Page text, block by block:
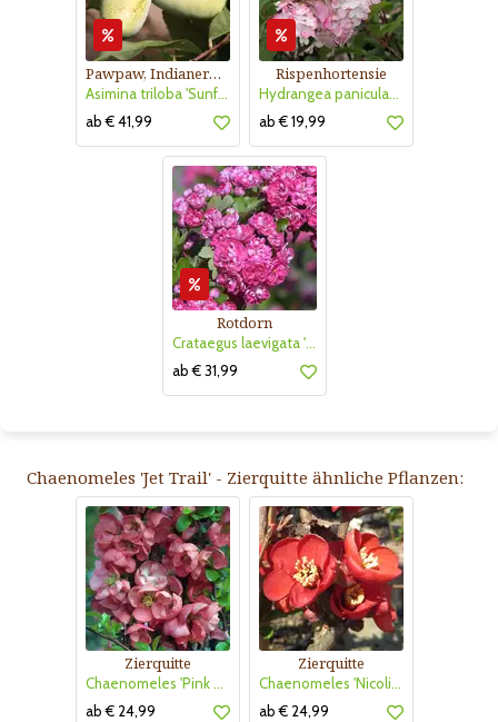
Pawpaw, Indianerbanane
Asimina triloba 'Sunflower'
ab € 41,99
Rispenhortensie
Hydrangea paniculata 'Vanille Fraise'
ab € 19,99
Rotdorn
Crataegus laevigata 'Pauls Scarlet'
ab € 31,99
Chaenomeles 'Jet Trail' - Zierquitte ähnliche Pflanzen:
Zierquitte
Chaenomeles 'Pink Trail'
ab € 24,99
Zierquitte
Chaenomeles 'Nicoline'
ab € 24,99